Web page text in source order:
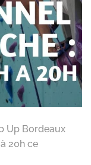
Up Bordeaux
20h ce